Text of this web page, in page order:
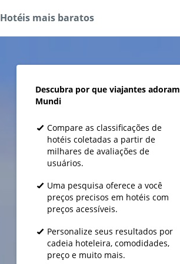
Hotéis mais baratos
Descubra por que viajantes adoram
Mundi
Compare as classificações de
hotéis coletadas a partir de
milhares de avaliações de
usuários.
Uma pesquisa oferece a você
preços precisos em hotéis com
preços acessíveis.
Personalize seus resultados por
cadeia hoteleira, comodidades,
preço e muito mais.